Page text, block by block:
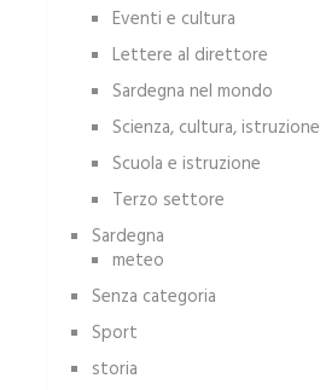
Eventi e cultura
Lettere al direttore
Sardegna nel mondo
Scienza, cultura, istruzione
Scuola e istruzione
Terzo settore
Sardegna
meteo
Senza categoria
Sport
storia